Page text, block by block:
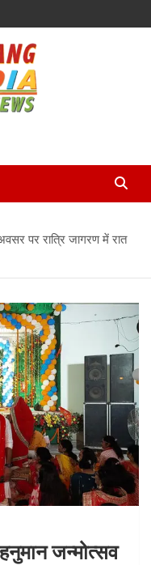
पर रात्रि जागरण में रात
जन्मोत्सव